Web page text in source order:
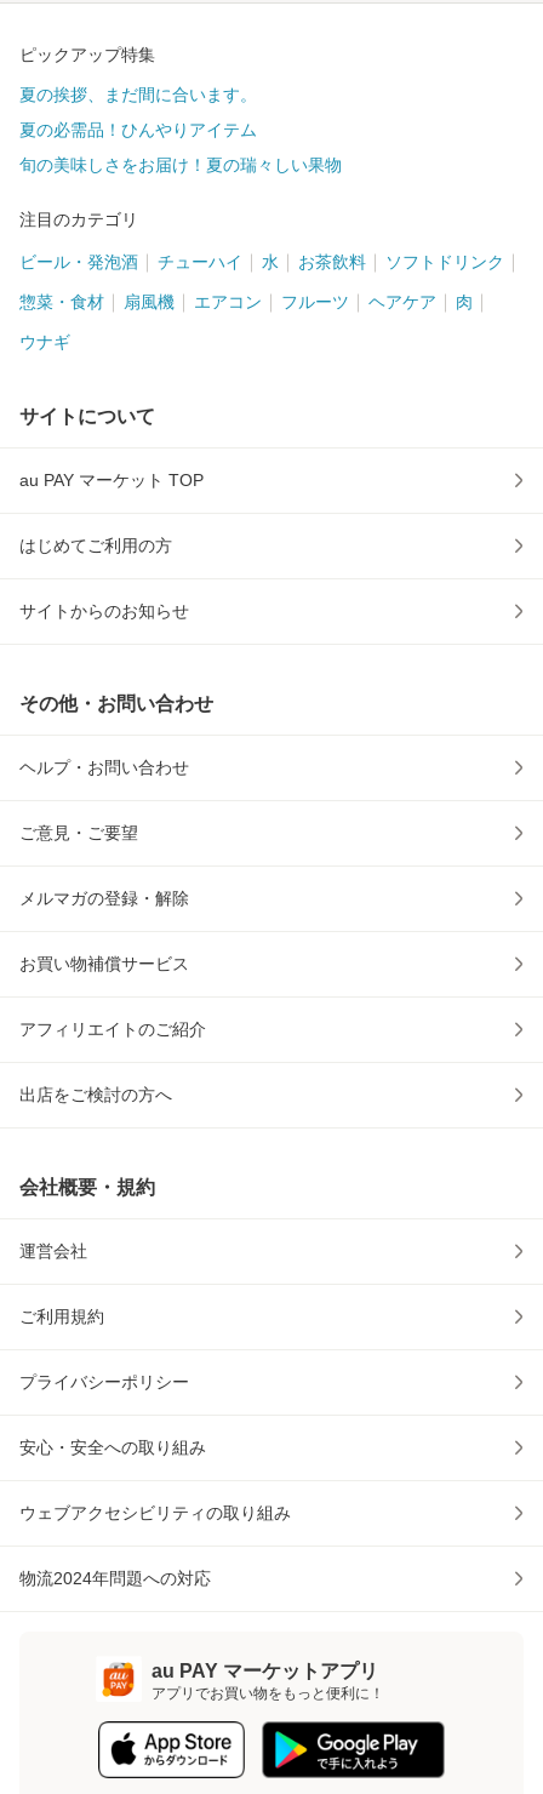
ピックアップ特集
夏の挨拶、まだ間に合います。
夏の必需品！ひんやりアイテム
旬の美味しさをお届け！夏の瑞々しい果物
注目のカテゴリ
ビール・発泡酒 チューハイ 水 お茶飲料 ソフトドリンク
惣菜・食材 扇風機 エアコン フルーツ ヘアケア 肉
ウナギ
サイトについて
au PAY マーケット TOP
はじめてご利用の方
サイトからのお知らせ
その他・お問い合わせ
ヘルプ・お問い合わせ
ご意見・ご要望
メルマガの登録・解除
お買い物補償サービス
アフィリエイトのご紹介
出店をご検討の方へ
会社概要・規約
運営会社
ご利用規約
プライバシーポリシー
安心・安全への取り組み
ウェブアクセシビリティの取り組み
物流2024年問題への対応
au PAY マーケットアプリ
アプリでお買い物をもっと便利に！